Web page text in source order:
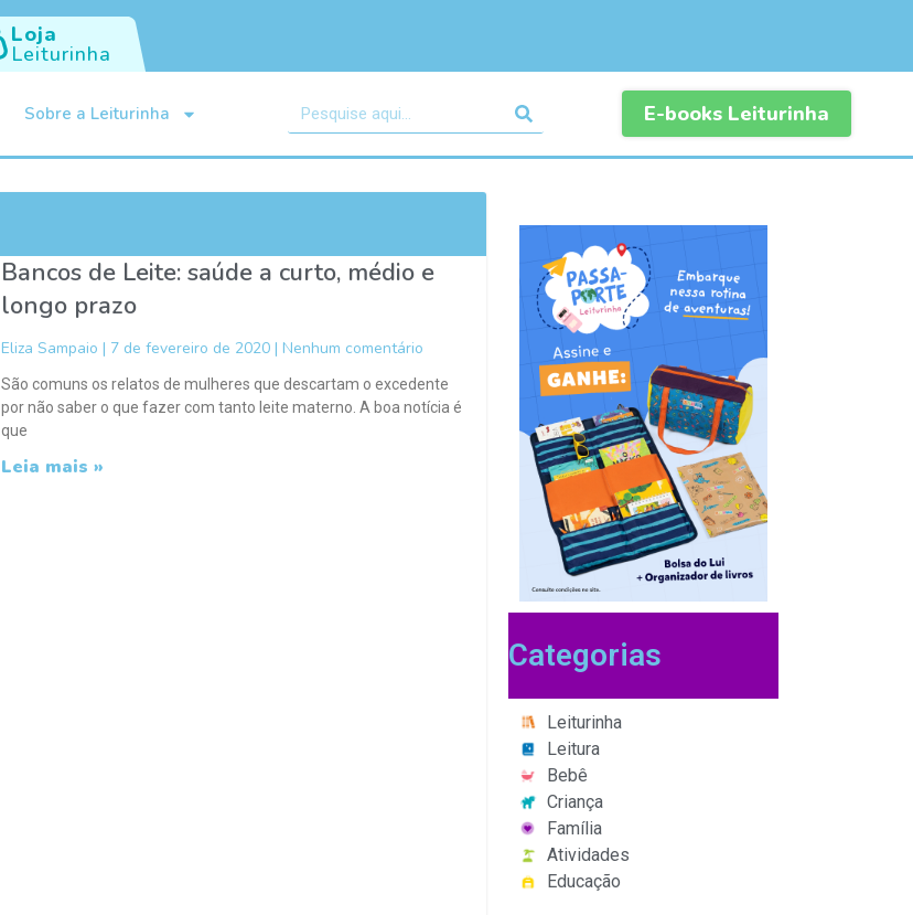
Loja
Leiturinha
Sobre a Leiturinha E-books Leiturinha
Bancos de Leite: saúde a curto, médio e
longo prazo
Eliza Sampaio 7 de fevereiro de 2020 Nenhum comentário
São comuns os relatos de mulheres que descartam o excedente
por não saber o que fazer com tanto leite materno. A boa notícia é
que
Leia mais »
Categorias
Leiturinha
Leitura
Bebê
Criança
Família
Atividades
Educação